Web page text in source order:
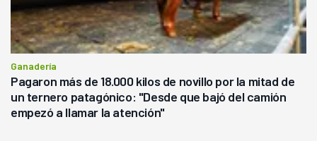
Ganadería
Pagaron más de 18.000 kilos de novillo por la mitad de
un ternero patagónico: "Desde que bajó del camión
empezó a llamar la atención"